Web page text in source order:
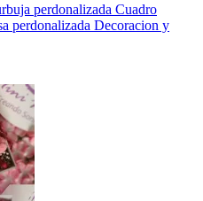
perdonalizada Cuadro
perdonalizada Decoracion y